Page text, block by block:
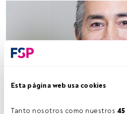
Esta página web usa cookies
Tanto nosotros como nuestros 45
Michael McEachern. Foto cedida